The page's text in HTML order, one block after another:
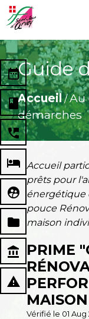
Guide
Accueil/Au
démarches
date_range
book
perm_phone_msg
local_hotel
supervised_user_circle
folder
account_balance
report_problem
Accueil
prêts pour
énergétique
pouce
maison
PRIME
Vérifié le 01